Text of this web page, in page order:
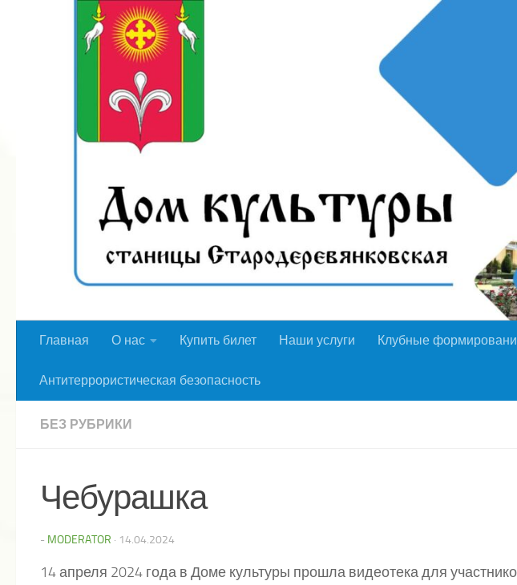
Перейти к содержимому
Главная О нас Купить билет Наши услуги Клубные
Антитеррористическая безопасность
БЕЗ РУБРИКИ
Чебурашка
- MODERATOR · 14.04.2024
14 апреля 2024 года в Доме культуры прошла видеотека для